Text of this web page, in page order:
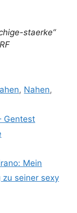
staerke“
, Nahen,
Gentest
Mein
zu seiner sexy